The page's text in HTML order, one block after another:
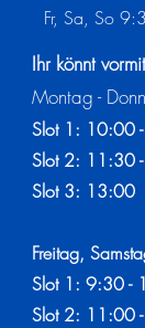
Fr, Sa, So
Ihr könnt
Montag -
Slot 1: 10:00
Slot 2: 11:30
Slot 3: 13:00
Freitag,
Slot 1: 9:30 -
Slot 2: 11:00